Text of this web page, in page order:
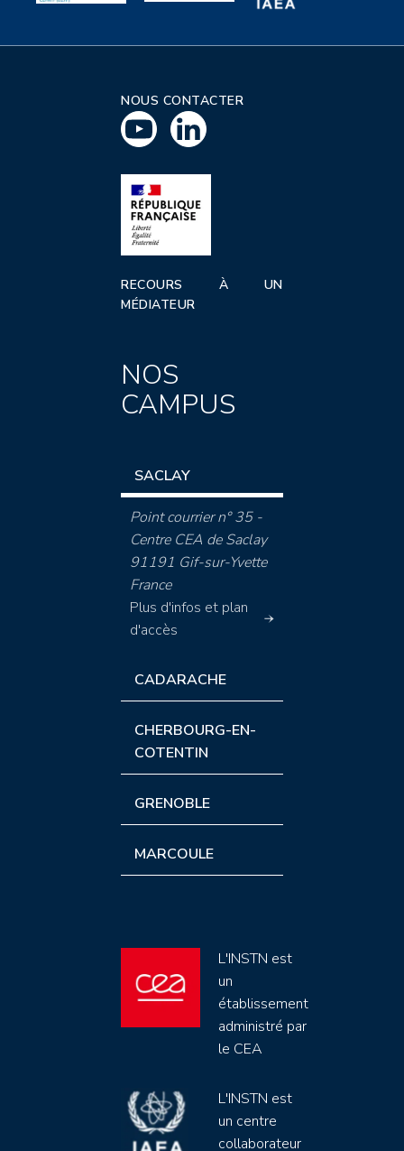
NOUS CONTACTER
RECOURS À UN
MÉDIATEUR
NOS
CAMPUS
SACLAY
Point courrier n° 35 -
Centre CEA de Saclay
91191 Gif-sur-Yvette
France
Plus d'infos et plan
d'accès
CADARACHE
CHERBOURG-EN-
COTENTIN
GRENOBLE
MARCOULE
L'INSTN est
un
établissement
administré par
le CEA
L'INSTN est
un centre
collaborateur